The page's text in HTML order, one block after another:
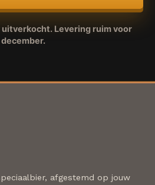
uitverkocht. Levering ruim voor
december.
afgestemd op jouw